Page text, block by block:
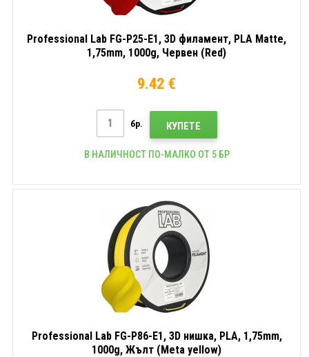
Professional Lab FG-P25-E1, 3D филамент, PLA Matte,
1,75mm, 1000g, Червен (Red)
9.42 €
бр. КУПЕТЕ
В НАЛИЧНОСТ ПО-МАЛКО ОТ 5 БР
Professional Lab FG-P86-E1, 3D нишка, PLA, 1,75mm,
1000g, Жълт (Meta yellow)